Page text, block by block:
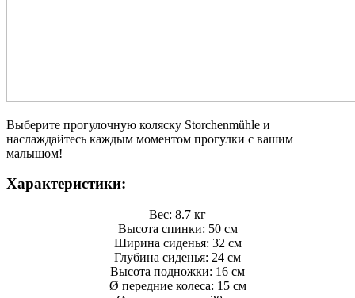
Выберите прогулочную коляску Storchenmühle и
наслаждайтесь каждым моментом прогулки с вашим
малышом!
Характеристики:
Вес: 8.7 кг
Высота спинки: 50 см
Ширина сиденья: 32 см
Глубина сиденья: 24 см
Высота подножки: 16 см
Ø передние колеса: 15 см